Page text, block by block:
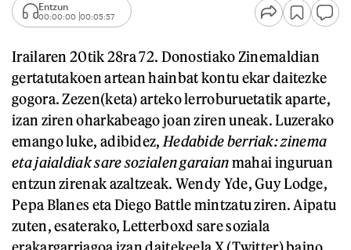
Entzun
00:00:00 00:05:57
Irailaren 20tik 28ra 72. Donostiako Zinemaldian
gertatutakoen artean hainbat kontu ekar daitezke
gogora. Zezen(keta) arteko lerroburuetatik aparte,
izan ziren oharkabeago joan ziren uneak. Luzerako
emango luke, adibidez, Hedabide berriak: zinema
eta jaialdiak sare sozialen garaianmahai inguruan
entzun zirenak azaltzeak. Wendy Yde, Guy Lodge,
Pepa Blanes eta Diego Battle mintzatu ziren. Aipatu
zuten, esaterako, Letterboxd sare soziala